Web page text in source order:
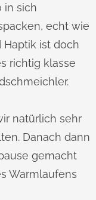
in sich
echt wie
Haptik ist doch
richtig klasse
natürlich sehr
Danach dann
gemacht
Warmlaufens